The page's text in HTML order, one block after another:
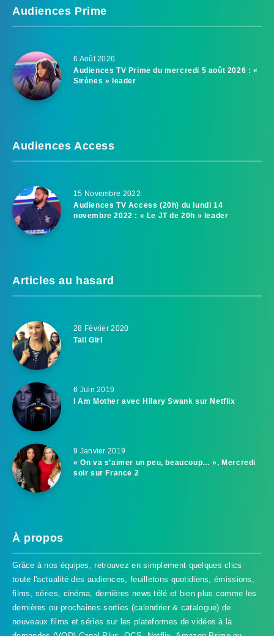
Audiences Prime
6 Août 2026
Audiences TV Prime du mercredi 5 août 2026 : «
Sirènes » leader
Audiences Access
15 Novembre 2022
Audiences TV Access (20h) du lundi 14
novembre 2022 : « Le JT de 20h » leader
Articles au hasard
28 Février 2020
Tall Girl
6 Juin 2019
I Am Mother avec Hilary Swank sur Netflix
9 Janvier 2019
« On va s’aimer un peu, beaucoup… », Mercredi
soir sur France 2
À propos
Grâce à nos équipes, retrouvez en simplement quelques clics
toute l'actualité des audiences, feuilletons quotidiens, émissions,
films, séries, cinéma, dernières news télé et bien plus comme les
dernières ou prochaines sorties (calendrier & catalogue) de
nouveaux films et séries sur les plateformes de vidéos à la